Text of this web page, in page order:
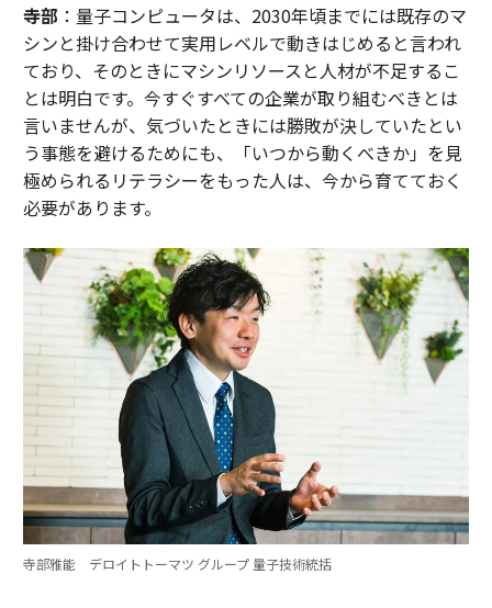
寺部 ：量子コンピュータは、2030年頃までには既存のマ
シンと掛け合わせて実用レベルで動きはじめると言われ
ており、そのときにマシンリソースと人材が不足するこ
とは明白です。今すぐすべての企業が取り組むべきとは
言いませんが、気づいたときには勝敗が決していたとい
う事態を避けるためにも、「いつから動くべきか」を見
極められるリテラシーをもった人は、今から育てておく
必要があります。
寺部雅能 デロイトトーマツ グループ 量子技術統括